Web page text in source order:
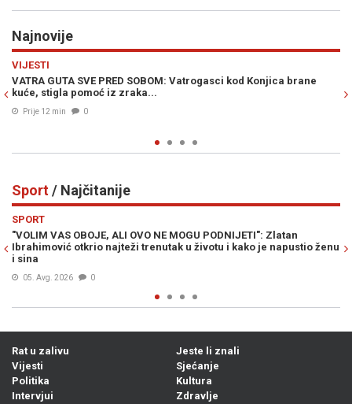
Najnovije
kod Konjica brane
DRAMA U RIJADU: Postoje pouzdani
pripremi napada na Saudijsku
Sport/ Najčitanije
MOGU PODNIJETI": Zlatan
u životu i kako je napustio ženu
LIVNJAK PRELOMIO: Otkriveno
trenersku karijeru...
Rat u zalivu
Vijesti
Politika
Intervjui
Jeste li znali
Sjećanje
Kultura
Zdravlje